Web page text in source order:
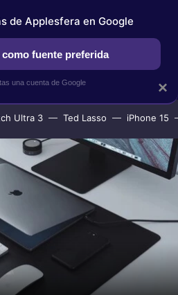
APPLESFERA SELECCIÓN
Ultra 3 Ted Lasso iPhone 15
×
de Applesfera en Google
fuente preferida
una cuenta de Google